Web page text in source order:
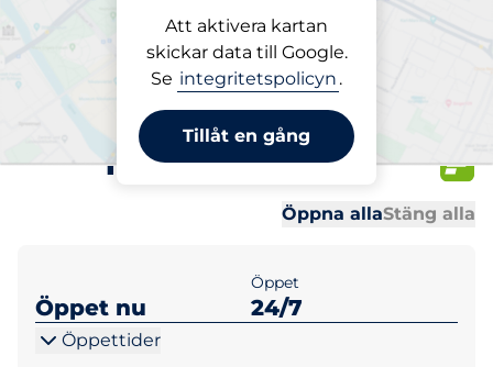
Att aktivera kartan
skickar data till Google.
Se integritetspolicyn .
Tillåt en gång
Parkering på plats
Park Central
markparkering
Öppna allaStäng alla
Öppet nu
Öppet
24/7
Öppettider